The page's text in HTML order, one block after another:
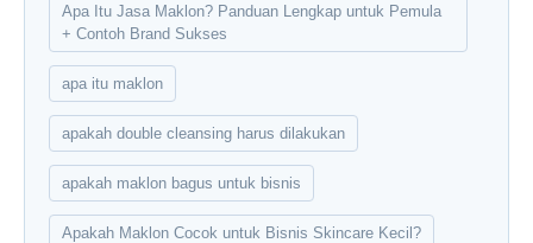
Apa Itu Jasa Maklon? Panduan Lengkap untuk Pemula
+ Contoh Brand Sukses
apa itu maklon
apakah double cleansing harus dilakukan
apakah maklon bagus untuk bisnis
Apakah Maklon Cocok untuk Bisnis Skincare Kecil?